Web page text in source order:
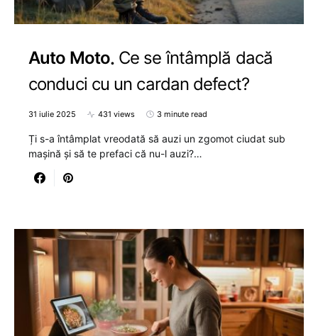
Auto Moto Ce se întâmplă dacă
conduci cu un cardan defect?
31 iulie 2025 431 views 3 minute read
Ți s-a întâmplat vreodată să auzi un zgomot ciudat sub
mașină și să te prefaci că nu-l auzi?…